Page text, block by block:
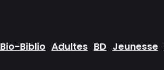
Bio-Biblio Adultes BD Jeunesse